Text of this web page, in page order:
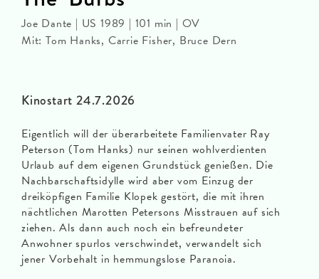
Kinostart 24.7.2026
Eigentlich will der überarbeitete Familienvater Ray
Peterson (Tom Hanks) nur seinen wohlverdienten
Urlaub auf dem eigenen Grundstück genießen. Die
Nachbarschaftsidylle wird aber vom Einzug der
dreiköpfigen Familie Klopek gestört, die mit ihren
nächtlichen Marotten Petersons Misstrauen auf sich
ziehen. Als dann auch noch ein befreundeter
Anwohner spurlos verschwindet, verwandelt sich
jener Vorbehalt in hemmungslose Paranoia.
Joe Dante | US 1989 | 101 min | OV
Mit: Tom Hanks, Carrie Fisher, Bruce Dern